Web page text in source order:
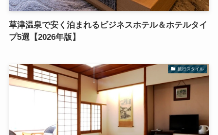
草津温泉で安く泊まれるビジネスホテル＆ホテルタイ
プ5選【2026年版】
旅行スタイル